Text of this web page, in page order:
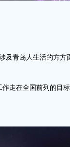
青岛人生活的方方
走在全国前列的目标